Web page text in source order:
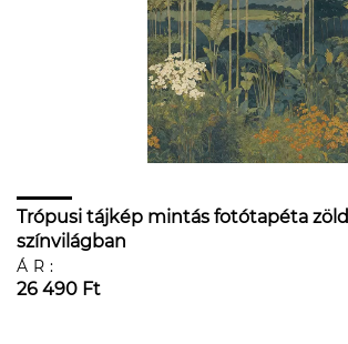
Trópusi tájkép mintás fotótapéta zöld
színvilágban
ÁR:
26 490 Ft